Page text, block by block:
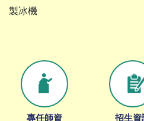
製冰機
專任師資 招生資